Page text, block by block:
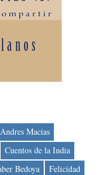
Andres Macias
Cuentos de la India
Bedoya
Felicidad